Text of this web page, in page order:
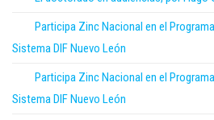
Participa Zinc Nacional en el
Sistema DIF Nuevo León
Participa Zinc Nacional en el
Sistema DIF Nuevo León